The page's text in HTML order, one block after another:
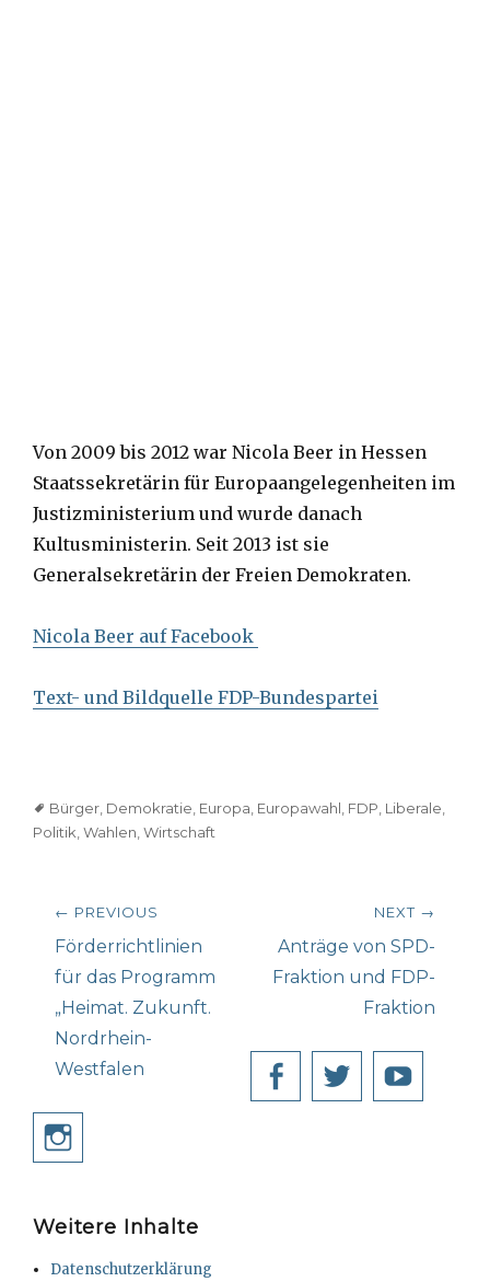
Von 2009 bis 2012 war Nicola Beer in Hessen
Staatssekretärin für Europaangelegenheiten im
Justizministerium und wurde danach
Kultusministerin. Seit 2013 ist sie
Generalsekretärin der Freien Demokraten.
Nicola Beer auf Facebook
Text- und Bildquelle FDP-Bundespartei
TagsBürger, Demokratie, Europa, Europawahl, FDP, Liberale,
Politik,Wahlen,Wirtschaft
Beitragsnavigation
← PREVIOUS
Previous
post:
Förderrichtlinien
für das Programm
„Heimat. Zukunft.
Nordrhein-
Westfalen
NEXT →
Next
post:
Anträge von SPD-
Fraktion und FDP-
Fraktion
Facebook
Twitter
Weitere Inhalte
Datenschutzerklärung